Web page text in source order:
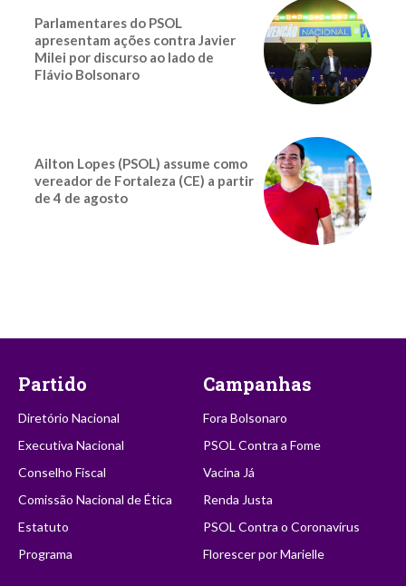
Parlamentares do PSOL
apresentam ações contra Javier
Milei por discurso ao lado de
Flávio Bolsonaro
Ailton Lopes (PSOL) assume como
vereador de Fortaleza (CE) a partir
de 4 de agosto
Partido
Diretório Nacional
Executiva Nacional
Conselho Fiscal
Comissão Nacional de Ética
Estatuto
Programa
Campanhas
Fora Bolsonaro
PSOL Contra a Fome
Vacina Já
Renda Justa
PSOL Contra o Coronavírus
Florescer por Marielle